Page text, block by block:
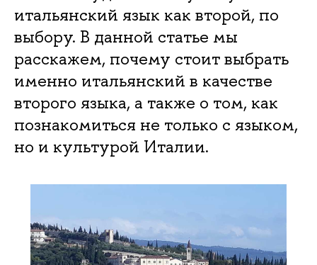
итальянский язык как второй, по
выбору. В данной статье мы
расскажем, почему стоит выбрать
именно итальянский в качестве
второго языка, а также о том, как
познакомиться не только с языком,
но и культурой Италии.